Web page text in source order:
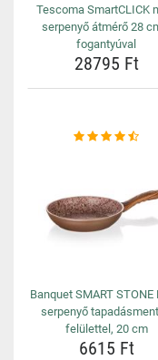
Tescoma SmartCLICK
serpenyő átmérő 28
fogantyúval
28795 Ft
Banquet SMART STONE
serpenyő
felülettel, 20 cm
6615 Ft